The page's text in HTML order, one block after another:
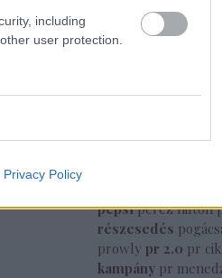
including
user protection.
Privacy Policy
média bizottság
megjelenés
mém
intelligencia
pepsi perez hilton
részesedés
prowly pr 2.0 pr
kampány pr